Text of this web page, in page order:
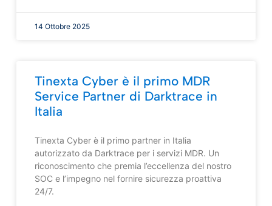
14 Ottobre 2025
Tinexta Cyber è il primo MDR
Service Partner di Darktrace in
Italia
Tinexta Cyber è il primo partner in Italia
autorizzato da Darktrace per i servizi MDR. Un
riconoscimento che premia l’eccellenza del nostro
SOC e l’impegno nel fornire sicurezza proattiva
24/7.